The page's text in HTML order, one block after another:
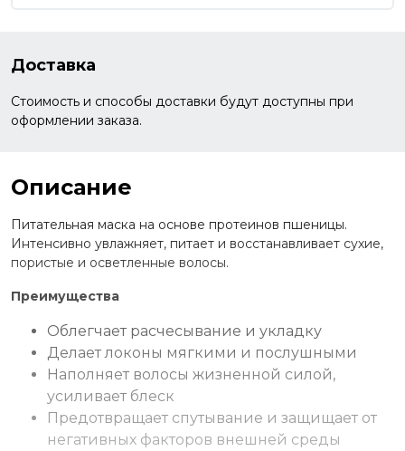
Доставка
Стоимость и способы доставки будут доступны при
оформлении заказа.
Описание
Питательная маска на основе протеинов пшеницы.
Интенсивно увлажняет, питает и восстанавливает сухие,
пористые и осветленные волосы.
Преимущества
Облегчает расчесывание и укладку
Делает локоны мягкими и послушными
Наполняет волосы жизненной силой,
усиливает блеск
Предотвращает спутывание и защищает от
негативных факторов внешней среды